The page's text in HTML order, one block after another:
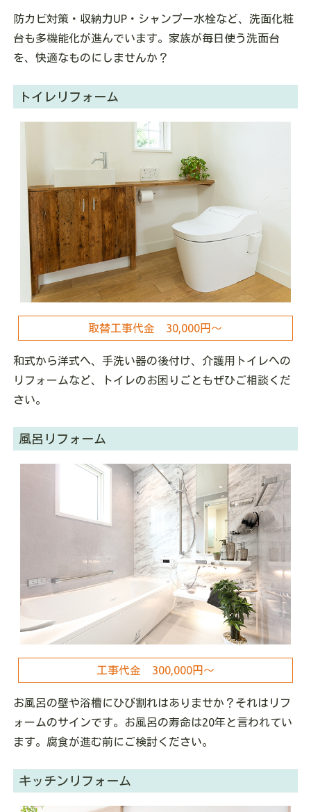
防カビ対策・収納力UP・シャンプー水栓など、洗面化粧
台も多機能化が進んでいます。家族が毎日使う洗面台
を、快適なものにしませんか？
トイレリフォーム
取替工事代金 30,000円～
和式から洋式へ、手洗い器の後付け、介護用トイレへの
リフォームなど、トイレのお困りごともぜひご相談くだ
さい。
風呂リフォーム
工事代金 300,000円～
お風呂の壁や浴槽にひび割れはありませか？それはリフ
ォームのサインです。お風呂の寿命は20年と言われてい
ます。腐食が進む前にご検討ください。
キッチンリフォーム